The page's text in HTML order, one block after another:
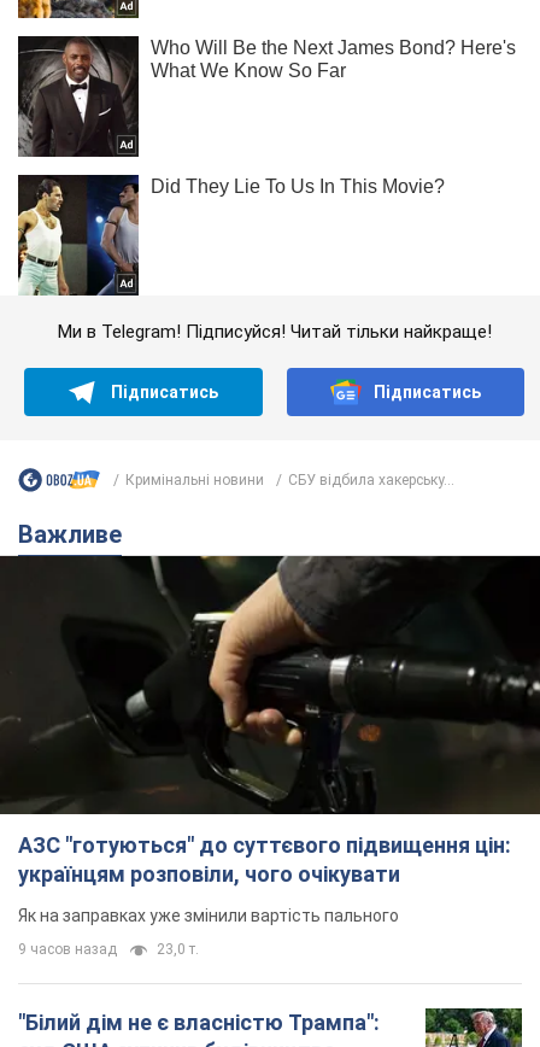
Ми в Telegram! Підписуйся! Читай тільки найкраще!
Підписатись Підписатись
Кримінальні новини СБУ відбила хакерську...
Важливе
АЗС "готуються" до суттєвого підвищення цін:
українцям розповіли, чого очікувати
Як на заправках уже змінили вартість пального
9 часов назад 23,0 т.
"Білий дім не є власністю Трампа":